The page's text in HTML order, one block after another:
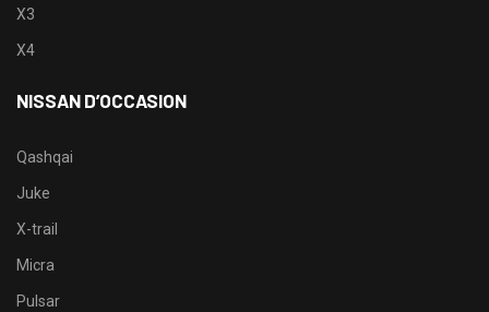
X3
X4
NISSAN D’OCCASION
Qashqai
Juke
X-trail
Micra
Pulsar